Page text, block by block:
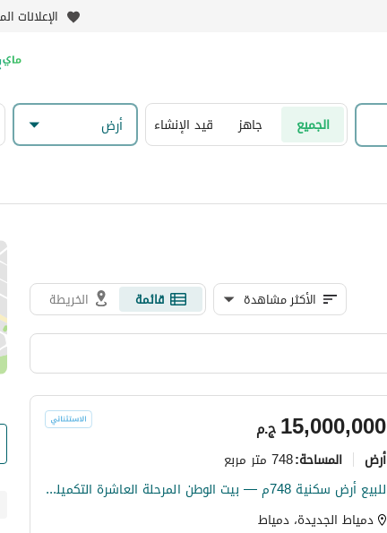
الإعلانات
الجميع جاهز قيد الإنشاء أرض
الأكثر مشاهدة قائمة الخريطة
ج.م15,000,000
أرض المساحة:748 متر مربع
للبيع أرض سكنية 748م — بيت الوطن المرحلة العاشرة التكميلية — دمياط الجديدة | دبل فيس مطل بحر وحديقة منطقة A
دمياط الجديدة، دمياط